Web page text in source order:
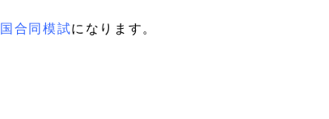
合同模試になります。